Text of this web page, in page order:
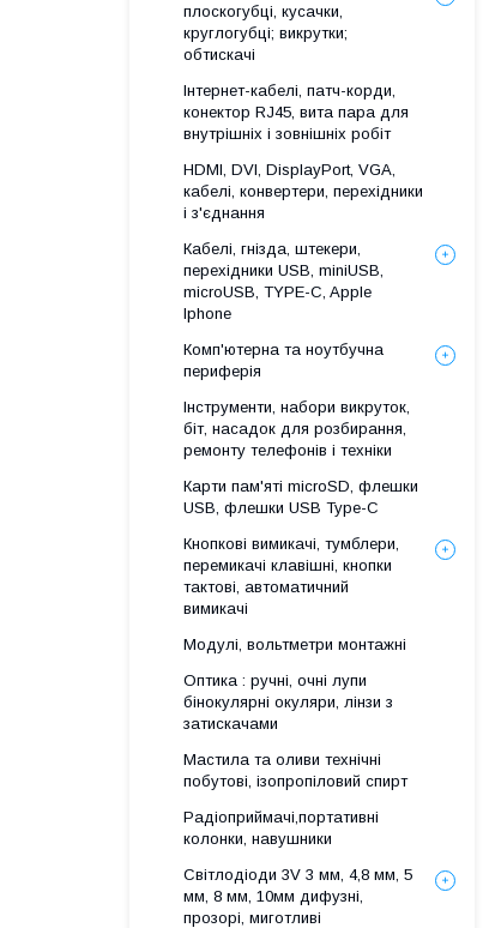
плоскогубці, кусачки,
круглогубці; викрутки;
обтискачі
Інтернет-кабелі, патч-корди,
конектор RJ45, вита пара для
внутрішніх і зовнішніх робіт
HDMI, DVI, DisplayPort, VGA,
кабелі, конвертери, перехідники
і з'єднання
Кабелі, гнізда, штекери,
перехідники USB, miniUSB,
microUSB, TYPE-C, Apple
Iphone
Комп'ютерна та ноутбучна
периферія
Інструменти, набори викруток,
біт, насадок для розбирання,
ремонту телефонів і техніки
Карти пам'яті microSD, флешки
USB, флешки USB Type-C
Кнопкові вимикачі, тумблери,
перемикачі клавішні, кнопки
тактові, автоматичний
вимикачі
Модулі, вольтметри монтажні
Оптика : ручні, очні лупи
бінокулярні окуляри, лінзи з
затискачами
Мастила та оливи технічні
побутові, ізопропіловий спирт
Радіоприймачі,портативні
колонки, навушники
Світлодіоди 3V 3 мм, 4,8 мм, 5
мм, 8 мм, 10мм дифузні,
прозорі, миготливі